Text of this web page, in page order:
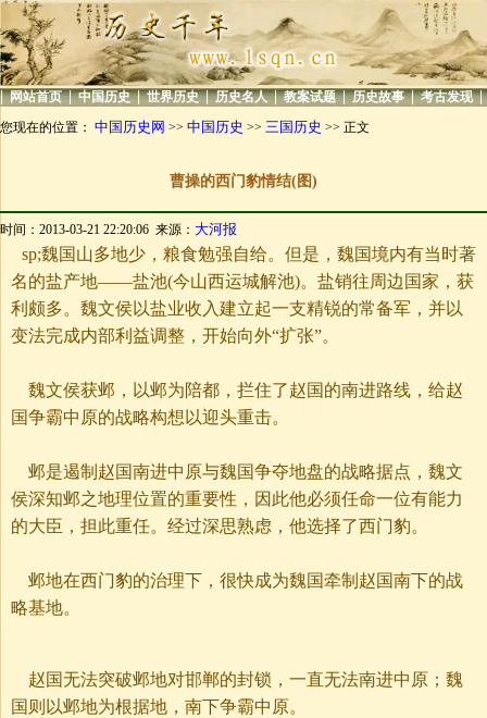
| 网站首页 | 中国历史 | 世界历史 | 历史名人 | 教案试题 | 历史故事 | 考古发现 |
您现在的位置： 中国历史网 >> 中国历史 >> 三国历史 >> 正文
曹操的西门豹情结(图)
时间：2013-03-21 22:20:06 来源： 大河报
sp;魏国山多地少，粮食勉强自给。但是，魏国境内有当时著
名的盐产地——盐池(今山西运城解池)。盐销往周边国家，获
利颇多。魏文侯以盐业收入建立起一支精锐的常备军，并以
变法完成内部利益调整，开始向外“扩张”。
魏文侯获邺，以邺为陪都，拦住了赵国的南进路线，给赵
国争霸中原的战略构想以迎头重击。
邺是遏制赵国南进中原与魏国争夺地盘的战略据点，魏文
侯深知邺之地理位置的重要性，因此他必须任命一位有能力
的大臣，担此重任。经过深思熟虑，他选择了西门豹。
邺地在西门豹的治理下，很快成为魏国牵制赵国南下的战
略基地。
赵国无法突破邺地对邯郸的封锁，一直无法南进中原；魏
国则以邺地为根据地，南下争霸中原。